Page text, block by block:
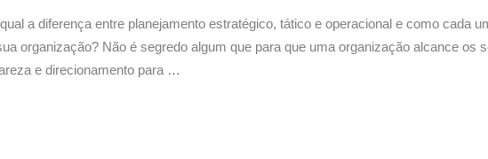
a diferença entre planejamento estratégico, tático e operacional e como cada
organização? Não é segredo algum que para que uma organização alcance os
e direcionamento para …